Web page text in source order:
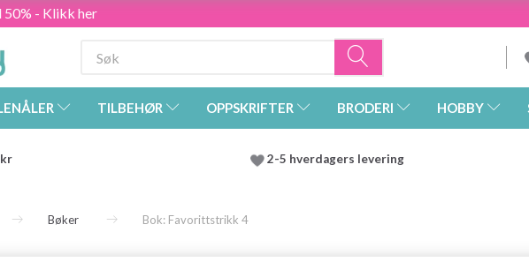
50% - Klikk her
TILBEHØR OPPSKRIFTER BRODERI HOBBY
2-5 hverdagers levering
Bøker Bok: Favorittstrikk 4